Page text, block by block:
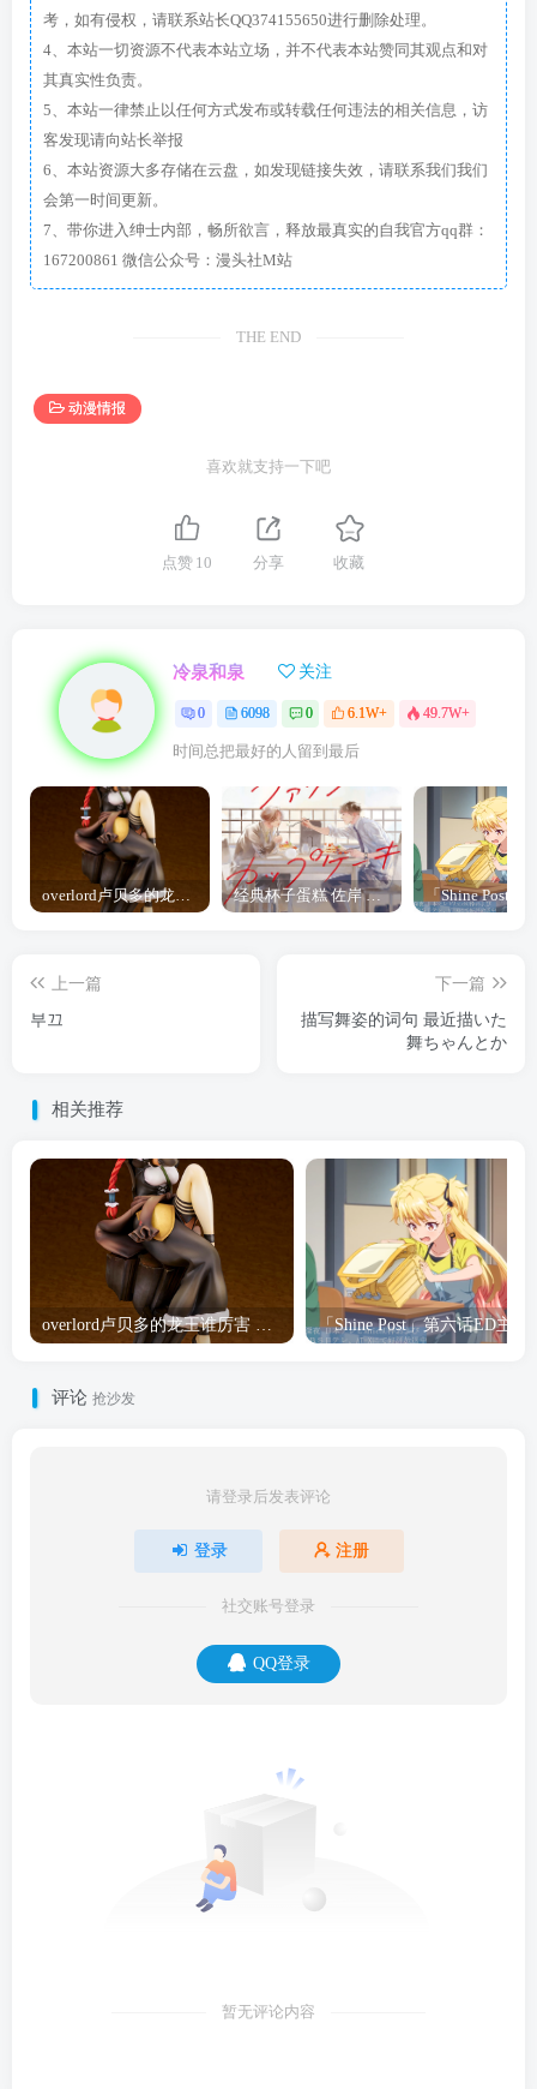
考，如有侵权，请联系站长QQ374155650进行删除处理。
4、本站一切资源不代表本站立场，并不代表本站赞同其观点和对
其真实性负责。
5、本站一律禁止以任何方式发布或转载任何违法的相关信息，访
客发现请向站长举报
6、本站资源大多存储在云盘，如发现链接失效，请联系我们我们
会第一时间更新。
7、带你进入绅士内部，畅所欲言，释放最真实的自我官方qq群：
167200861 微信公众号：漫头社M站
THE END
动漫情报
喜欢就支持一下吧
点赞 10 分享 收藏
冷泉和泉 关注
0 6098 0 6.1W+ 49.7W+
时间总把最好的人留到最后
overlord卢贝多的龙王谁厉害 「Overlord」露普斯蕾琪娜·贝塔手办开订 经典杯子蛋糕 佐岸 漫画「经典杯子蛋糕」宣布真人日剧化
上一篇
부끄
下一篇
描写舞姿的词句 最近描いた
舞ちゃんとか
相关推荐
评论 抢沙发
请登录后发表评论
登录 注册
社交账号登录
QQ登录
暂无评论内容